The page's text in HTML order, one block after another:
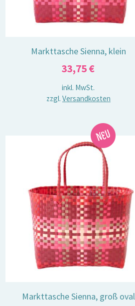
Markttasche Sienna, klein
33,75€
inkl. MwSt.
zzgl. Versandkosten
Markttasche Sienna, groß oval